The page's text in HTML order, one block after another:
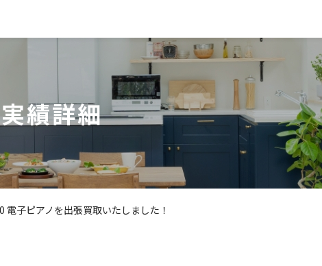
実績詳細
電子ピアノを出張買取いたしました！